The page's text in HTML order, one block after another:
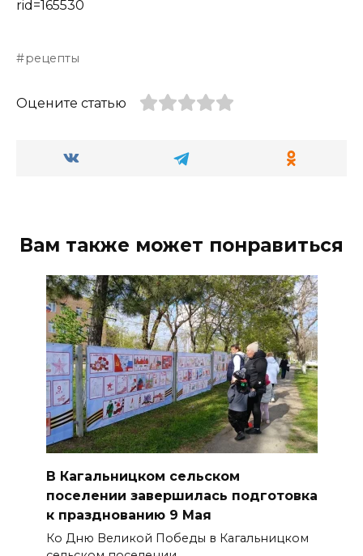
rid=165530
рецепты
Оцените статью
Вам также может понравиться
В Кагальницком сельском
поселении завершилась подготовка
к празднованию 9 Мая
Ко Дню Великой Победы в Кагальницком